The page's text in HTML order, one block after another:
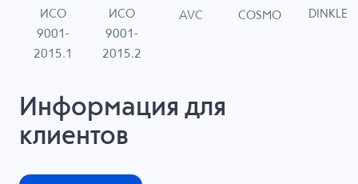
ИСО
9001-
2015.1
ИСО
9001-
2015.2
AVC COSMO DINKLE
Информация для
клиентов